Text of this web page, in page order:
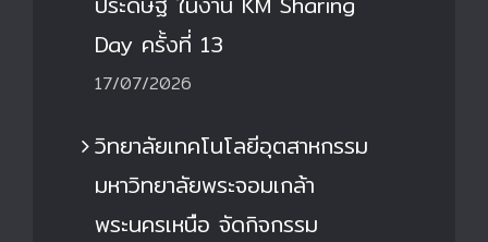
Day ครั้งที่ 13
17/07/2026
วิทยาลัยเทคโนโลยีอุตสาหกรรม
มหาวิทยาลัยพระจอมเกล้า
พระนครเหนือ จัดกิจกรรม